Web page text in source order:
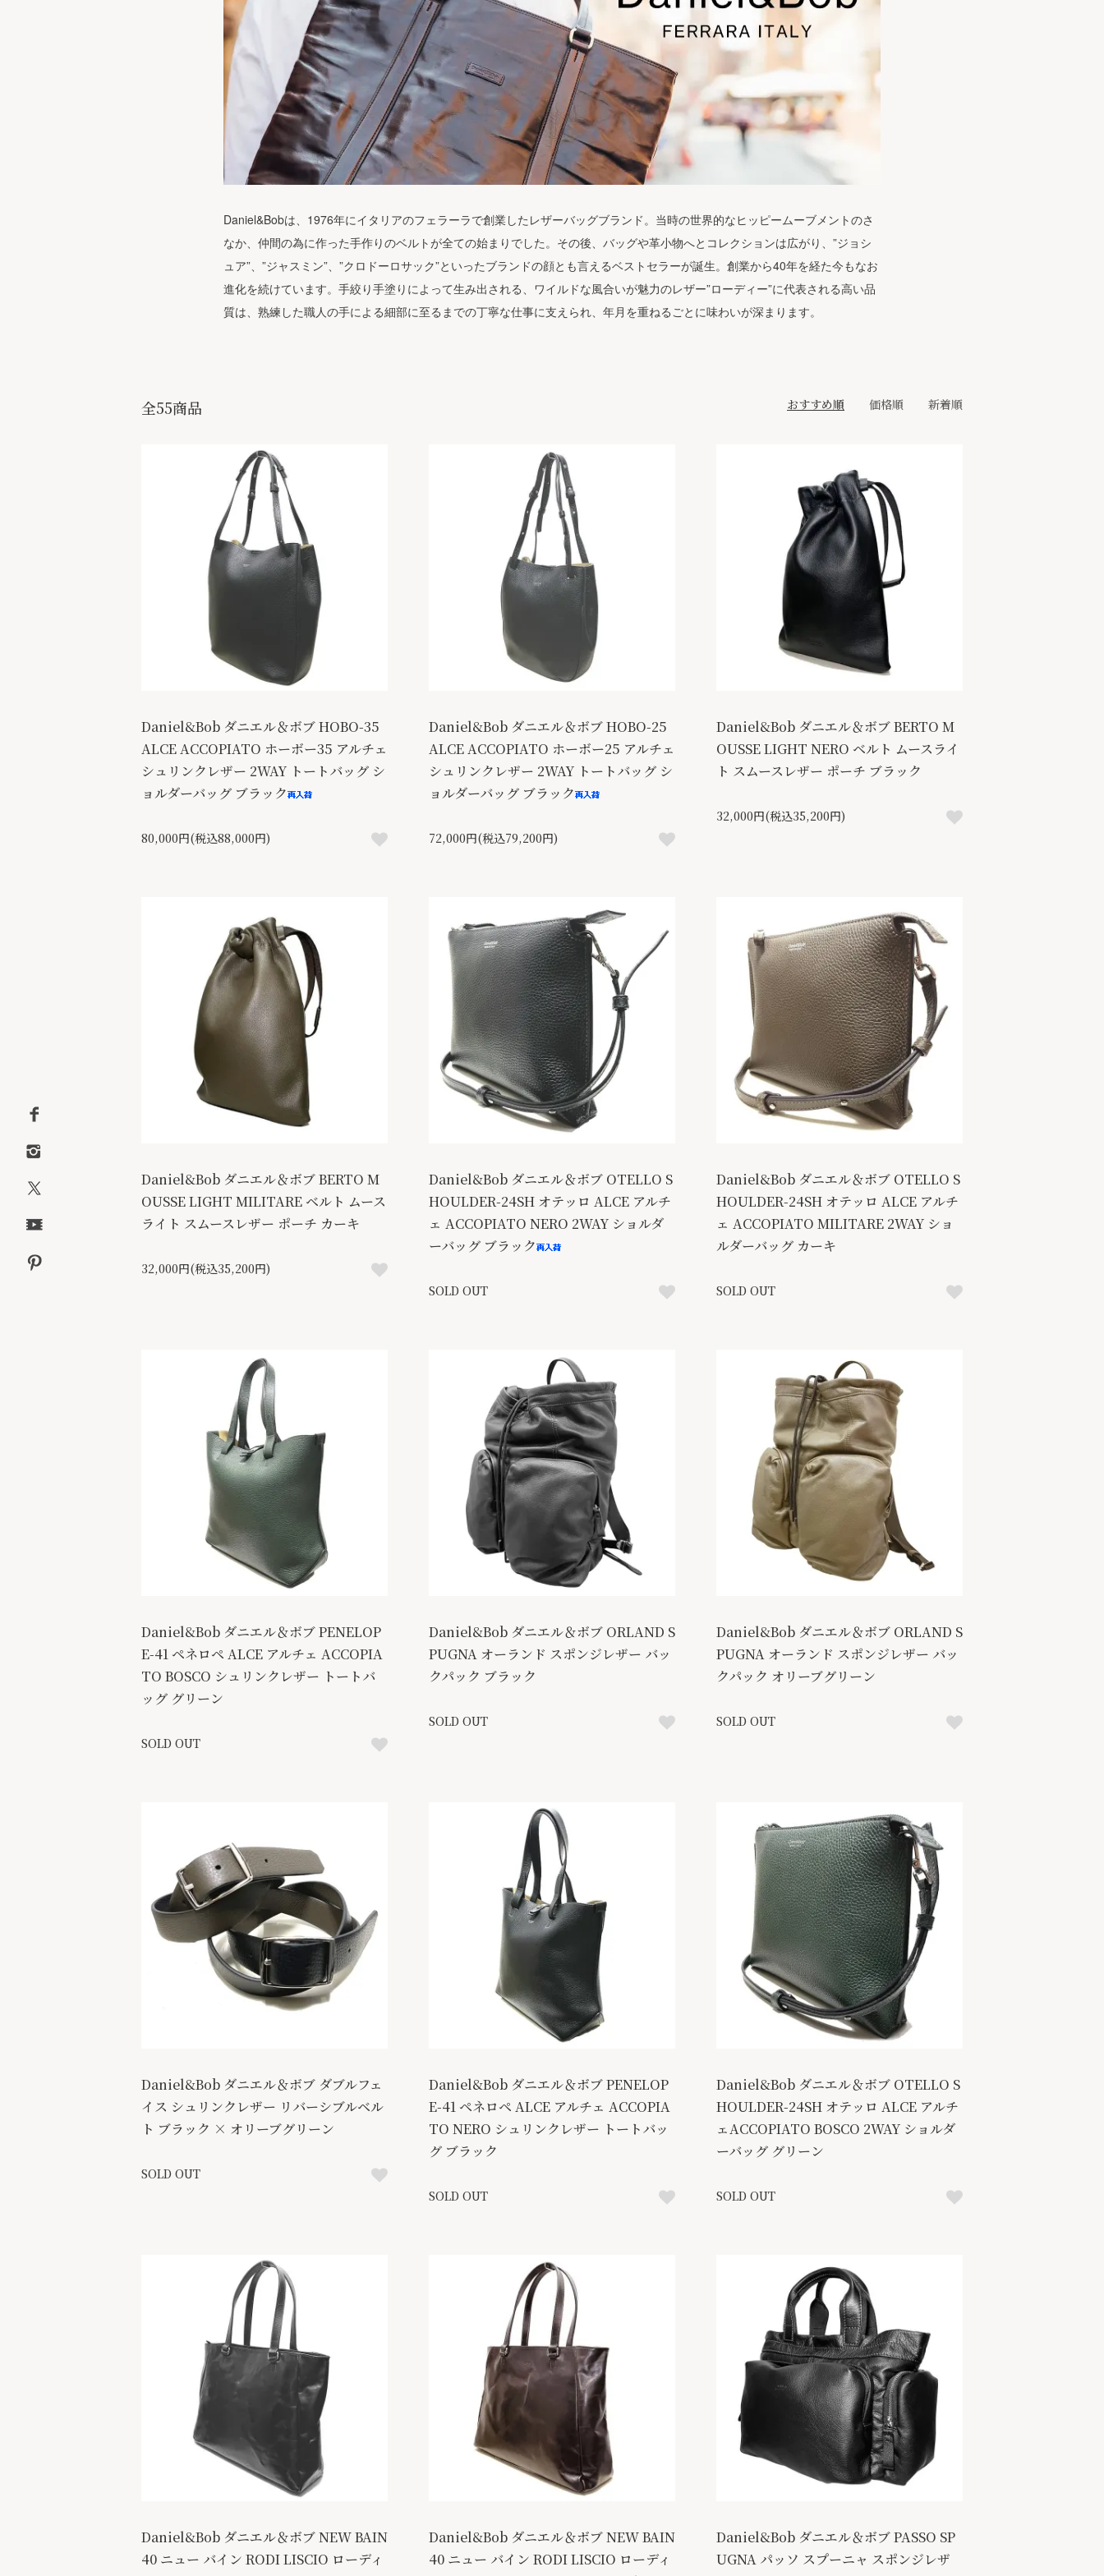
Daniel&Bobは、1976年にイタリアのフェラーラで創業したレザーバッグブランド。当時の世界的なヒッピームーブメントのさ
なか、仲間の為に作った手作りのベルトが全ての始まりでした。その後、バッグや革小物へとコレクションは広がり、”ジョシ
ュア”、”ジャスミン”、”クロドーロサック”といったブランドの顔とも言えるベストセラーが誕生。創業から40年を経た今もなお
進化を続けています。手絞り手塗りによって生み出される、ワイルドな風合いが魅力のレザー”ローディー”に代表される高い品
質は、熟練した職人の手による細部に至るまでの丁寧な仕事に支えられ、年月を重ねるごとに味わいが深まります。
全55商品 おすすめ順 価格順 新着順
Daniel&Bob ダニエル＆ボブ HOBO-35
ALCE ACCOPIATO ホーボー35 アルチェ
シュリンクレザー 2WAY トートバッグ シ
ョルダーバッグ ブラック
80,000円(税込88,000円)
Daniel&Bob ダニエル＆ボブ HOBO-25
ALCE ACCOPIATO ホーボー25 アルチェ
シュリンクレザー 2WAY トートバッグ シ
ョルダーバッグ ブラック
72,000円(税込79,200円)
Daniel&Bob ダニエル＆ボブ BERTO M
OUSSE LIGHT NERO ベルト ムースライ
ト スムースレザー ポーチ ブラック
32,000円(税込35,200円)
Daniel&Bob ダニエル＆ボブ BERTO M
OUSSE LIGHT MILITARE ベルト ムース
ライト スムースレザー ポーチ カーキ
32,000円(税込35,200円)
Daniel&Bob ダニエル＆ボブ OTELLO S
HOULDER-24SH オテッロ ALCE アルチ
ェ ACCOPIATO NERO 2WAY ショルダ
ーバッグ ブラック
SOLD OUT
Daniel&Bob ダニエル＆ボブ OTELLO S
HOULDER-24SH オテッロ ALCE アルチ
ェ ACCOPIATO MILITARE 2WAY ショ
ルダーバッグ カーキ
SOLD OUT
Daniel&Bob ダニエル＆ボブ PENELOP
E-41 ペネロペ ALCE アルチェ ACCOPIA
TO BOSCO シュリンクレザー トートバ
ッグ グリーン
SOLD OUT
Daniel&Bob ダニエル＆ボブ ORLAND S
PUGNA オーランド スポンジレザー バッ
クパック ブラック
SOLD OUT
Daniel&Bob ダニエル＆ボブ ORLAND S
PUGNA オーランド スポンジレザー バッ
クパック オリーブグリーン
SOLD OUT
Daniel&Bob ダニエル＆ボブ ダブルフェ
イス シュリンクレザー リバーシブルベル
ト ブラック × オリーブグリーン
SOLD OUT
Daniel&Bob ダニエル＆ボブ PENELOP
E-41 ペネロペ ALCE アルチェ ACCOPIA
TO NERO シュリンクレザー トートバッ
グ ブラック
SOLD OUT
Daniel&Bob ダニエル＆ボブ OTELLO S
HOULDER-24SH オテッロ ALCE アルチ
ェACCOPIATO BOSCO 2WAY ショルダ
ーバッグ グリーン
SOLD OUT
Daniel&Bob ダニエル＆ボブ NEW BAIN
40 ニュー バイン RODI LISCIO ローディ
Daniel&Bob ダニエル＆ボブ NEW BAIN
40 ニュー バイン RODI LISCIO ローディ
Daniel&Bob ダニエル＆ボブ PASSO SP
UGNA パッソ スプーニャ スポンジレザ